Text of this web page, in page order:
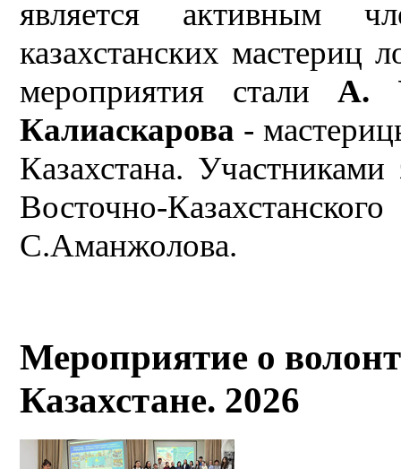
является активным
казахстанских мастериц
мероприятия стали А.
Калиаскарова -
Казахстана.
Восточно-
С.Аманжолова.
Мероприятие о
Казахстане. 2026